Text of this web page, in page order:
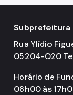
Subprefeitura
Rua Ylídio
05204-020
Horário de
08h00 às